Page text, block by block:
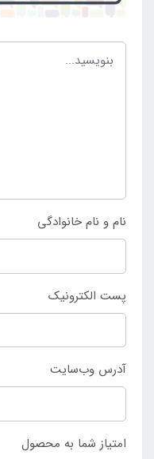
راه اندازی و نصب
های مختلف داشته
نام و نام خانوادگی
پست الکترونیک
آدرس وب‌سایت
امتیاز شما به محصول